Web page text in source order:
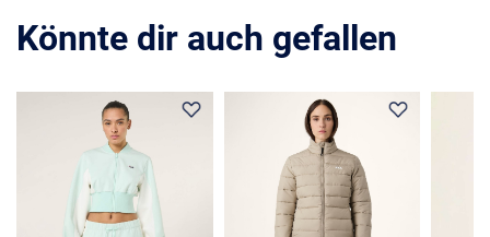
Könnte dir auch gefallen